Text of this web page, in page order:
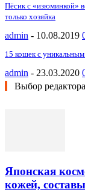
Пёсик с «изюминкой»
только хозяйка
admin - 10.08.2019
15 кошек с
admin - 23.03.2020
Выбор редактора
Японская
кожей,